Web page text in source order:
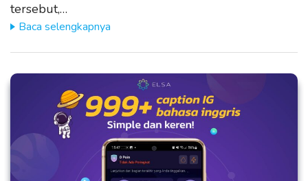
tersebut,…
Baca selengkapnya